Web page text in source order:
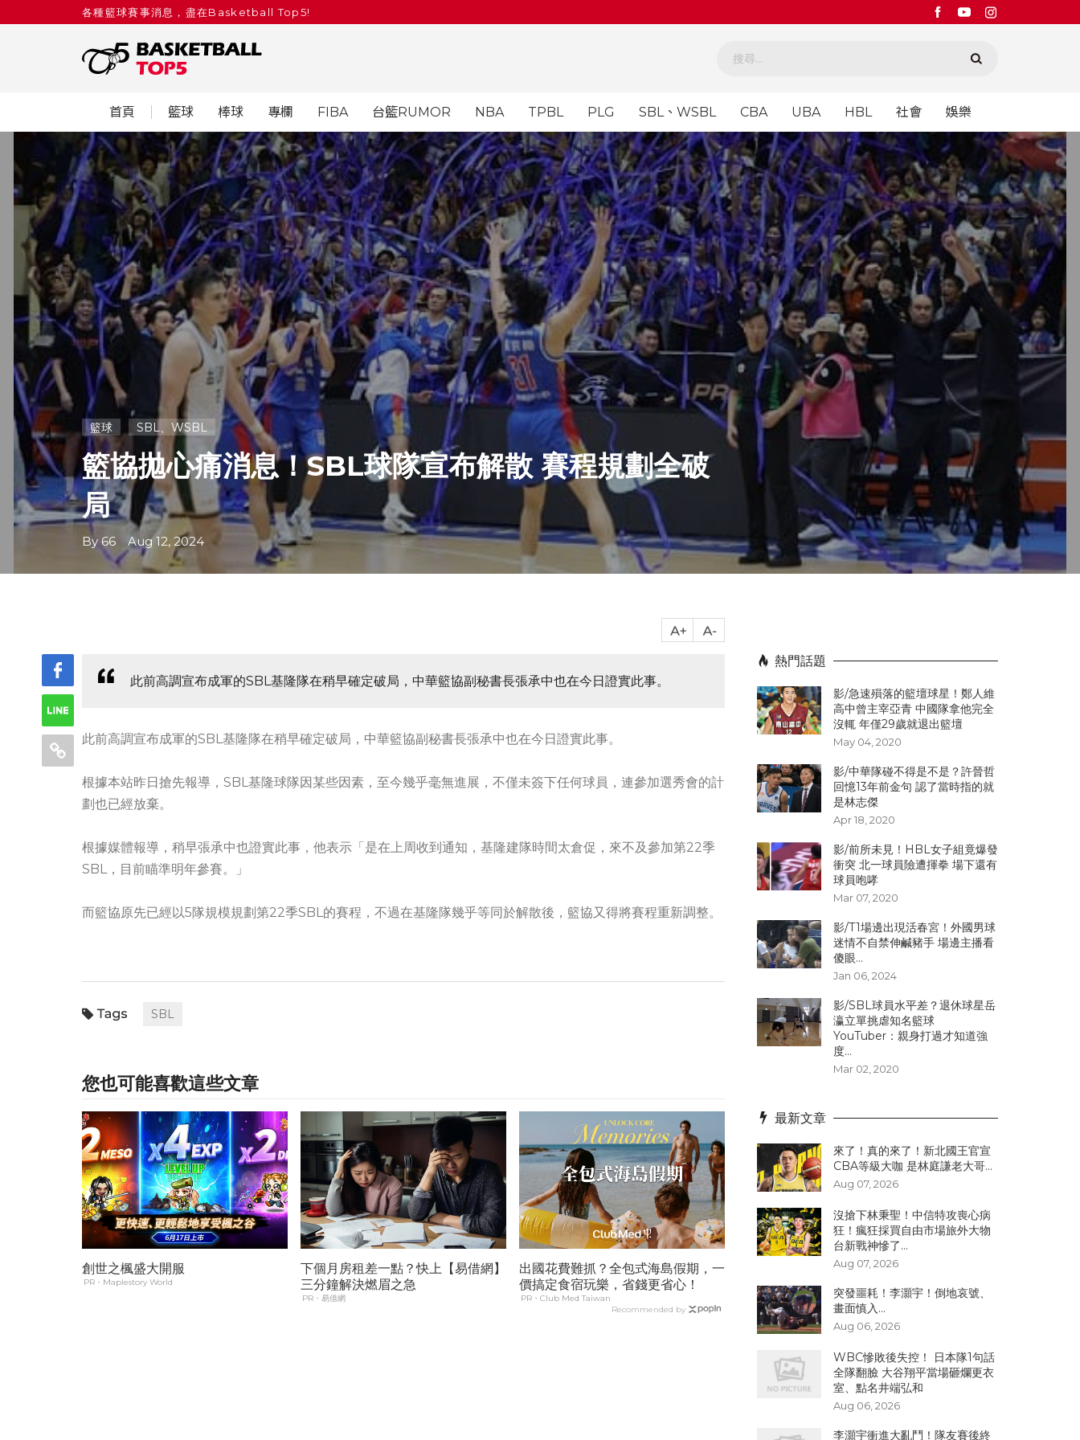
各種籃球賽事消息，盡在Basketball Top5!
首頁 籃球 棒球 專欄 FIBA 台籃RUMOR NBA TPBL PLG SBL、WSBL CBA UBA HBL 社會 娛樂
籃球 SBL、WSBL
籃協拋心痛消息！SBL球隊宣布解散 賽程規劃全破
局
By 66 Aug 12, 2024
此前高調宣布成軍的SBL基隆隊在稍早確定破局，中華籃協副秘書長張承中也在今日證實此事。
此前高調宣布成軍的SBL基隆隊在稍早確定破局，中華籃協副秘書長張承中也在今日證實此事。
根據本站昨日搶先報導，SBL基隆球隊因某些因素，至今幾乎毫無進展，不僅未簽下任何球員，連參加選秀會的計
劃也已經放棄。
根據媒體報導，稍早張承中也證實此事，他表示「是在上周收到通知，基隆建隊時間太倉促，來不及參加第22季
SBL，目前瞄準明年參賽。」
而籃協原先已經以5隊規模規劃第22季SBL的賽程，不過在基隆隊幾乎等同於解散後，籃協又得將賽程重新調整。
SBL
您也可能喜歡這些文章
創世之楓盛大開服
PR・Maplestory World
下個月房租差一點？快上【易借網】
三分鐘解決燃眉之急
PR・易借網
出國花費難抓？全包式海島假期，一
價搞定食宿玩樂，省錢更省心！
PR・Club Med Taiwan
Recommended by
熱門話題
影/急速殞落的籃壇球星！鄭人維
高中曾主宰亞青 中國隊拿他完全
沒輒 年僅29歲就退出籃壇
May 04, 2020
影/中華隊碰不得是不是？許晉哲
回憶13年前金句 認了當時指的就
是林志傑
Apr 18, 2020
影/前所未見！HBL女子組竟爆發
衝突 北一球員險遭揮拳 場下還有
球員咆哮
Mar 07, 2020
影/T1場邊出現活春宮！外國男球
迷情不自禁伸鹹豬手 場邊主播看
傻眼...
Jan 06, 2024
影/SBL球員水平差？退休球星岳
瀛立單挑虐知名籃球
YouTuber：親身打過才知道強
度...
Mar 02, 2020
最新文章
來了！真的來了！新北國王官宣
CBA等級大咖 是林庭謙老大哥...
Aug 07, 2026
沒搶下林秉聖！中信特攻喪心病
狂！瘋狂採買自由市場旅外大物
台新戰神慘了...
Aug 07, 2026
突發噩耗！李灝宇！倒地哀號、
畫面慎入...
Aug 06, 2026
WBC慘敗後失控！ 日本隊1句話
全隊翻臉 大谷翔平當場砸爛更衣
室、點名井端弘和
Aug 06, 2026
李灝宇衝進大亂鬥！隊友賽後終